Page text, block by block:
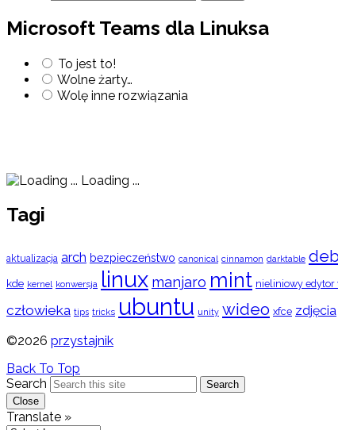
Microsoft Teams dla Linuksa
To jest to!
Wolne żarty…
Wolę inne rozwiązania
Loading ...
Tagi
aktualizacja arch bezpieczeństwo canonical cinnamon darktable
kde kernel konwersja linux manjaro mint nieliniowy edytor
człowieka tips tricks ubuntu unity wideo xfce zdjęcia
©2026 przystajnik
Back To Top
Search
Search
Close
Translate »